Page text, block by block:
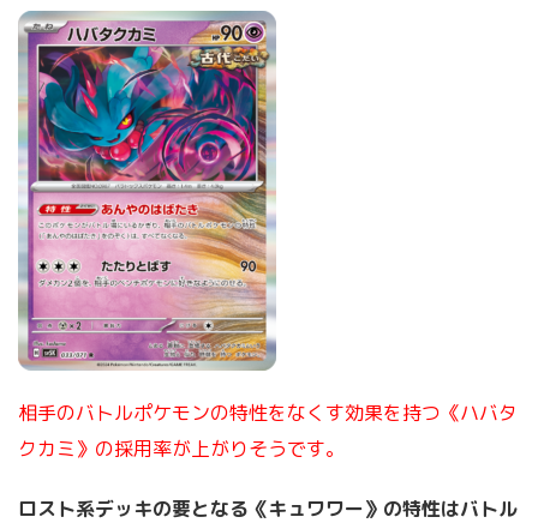
相手のバトルポケモンの特性をなくす効果を持つ《ハバタ
クカミ》の採用率が上がりそうです。
ロスト系デッキの要となる《キュワワー》の特性はバトル